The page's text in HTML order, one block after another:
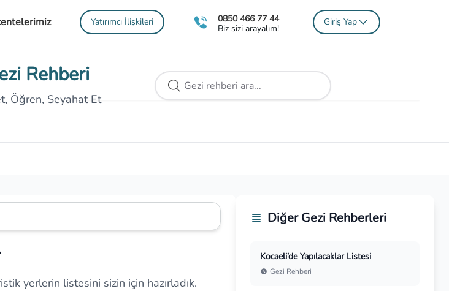
Yatırımcı İlişkileri
0850 466 77 44
Biz sizi arayalım!
Giriş Yap
Rehberi
Öğren, Seyahat Et
yerlerin listesini sizin için hazırladık.
Diğer Gezi Rehberleri
Kocaeli’de Yapılacaklar Listesi
Gezi Rehberi